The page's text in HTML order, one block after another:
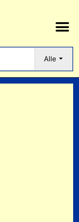
Alle